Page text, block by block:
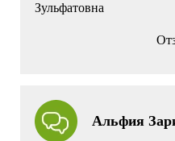
Зульфатовна
Альфия